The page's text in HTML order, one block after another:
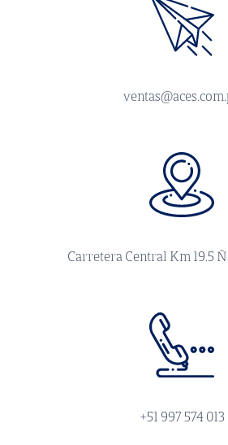
Carretera Central Km 19.5
+51 997 574 013